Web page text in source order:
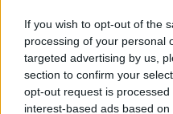
If you wish to opt-out of the
processing of your personal
targeted advertising by us,
section to confirm your
opt-out request is
interest-based ads based
ΔΗΜΟΦΙΛΗ
Η Vendora επεκτείνεται
Ευρωπαϊκή 'Ενωσης